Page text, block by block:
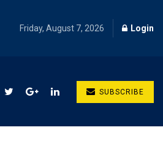
Friday, August 7, 2026 Login
SUBSCRIBE